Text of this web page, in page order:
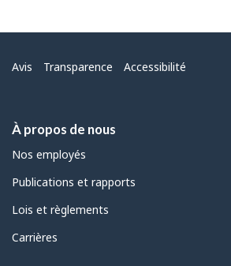
Menu
Avis Transparence Accessibilité
À propos de nous
Nos employés
Publications et rapports
Lois et règlements
Carrières